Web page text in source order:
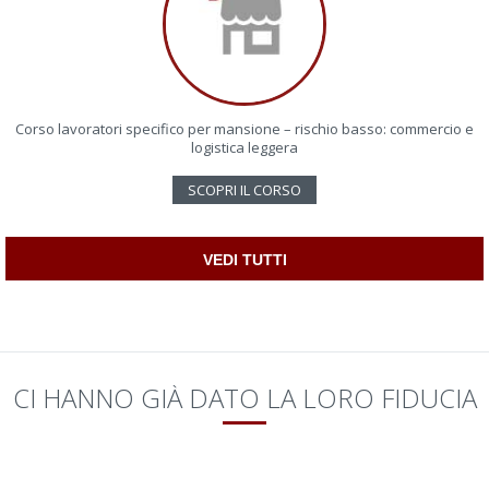
Corso lavoratori specifico per mansione – rischio basso: commercio e
logistica leggera
SCOPRI IL CORSO
VEDI TUTTI
CI HANNO GIÀ DATO LA LORO FIDUCIA